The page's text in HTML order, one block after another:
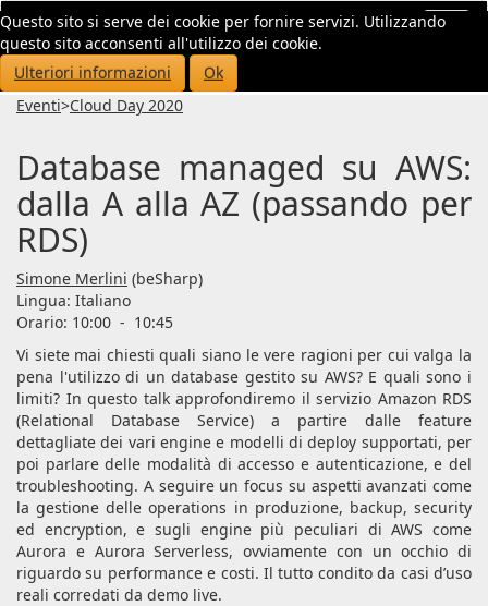
Questo sito si serve dei cookie per fornire servizi. Utilizzando
questo sito acconsenti all'utilizzo dei cookie.
Ulteriori informazioni
Ok
Eventi>Cloud Day 2020
Database managed su AWS:
dalla A alla AZ (passando per
RDS)
Simone Merlini (beSharp)
Lingua: Italiano
Orario: 10:00 - 10:45
Vi siete mai chiesti quali siano le vere ragioni per cui valga la
pena l'utilizzo di un database gestito su AWS? E quali sono i
limiti? In questo talk approfondiremo il servizio Amazon RDS
(Relational Database Service) a partire dalle feature
dettagliate dei vari engine e modelli di deploy supportati, per
poi parlare delle modalità di accesso e autenticazione, e del
troubleshooting. A seguire un focus su aspetti avanzati come
la gestione delle operations in produzione, backup, security
ed encryption, e sugli engine più peculiari di AWS come
Aurora e Aurora Serverless, ovviamente con un occhio di
riguardo su performance e costi. Il tutto condito da casi d’uso
reali corredati da demo live.